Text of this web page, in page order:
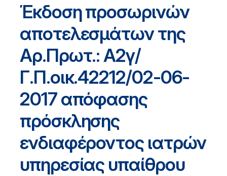
Έκδοση προσωρινών
αποτελεσμάτων της
Αρ.Πρωτ.: Α2γ/
Γ.Π.οικ.42212/02-06-
2017 απόφασης
πρόσκλησης
ενδιαφέροντος ιατρών
υπηρεσίας υπαίθρου